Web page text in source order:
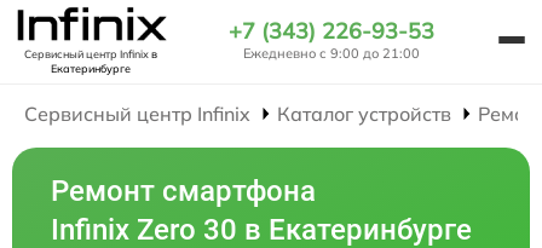
Сервисный центр Infinixв
Екатеринбурге
+7 (343) 226-93-53
Ежедневно с 9:00 до 21:00
Сервисный центр Infinix Каталог устройств
Ремонт смартфона
Infinix Zero 30 в Екатеринбурге